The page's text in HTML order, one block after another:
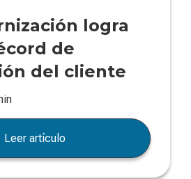
logra
de
del cliente
Leer artículo